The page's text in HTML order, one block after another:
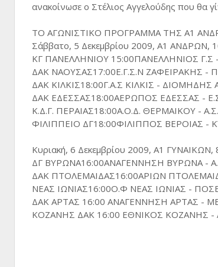
ανακοίνωσε ο Στέλιος Αγγελούδης που θα
ΤΟ ΑΓΩΝΙΣΤΙΚΟ ΠΡΟΓΡΑΜΜΑ ΤΗΣ Α1
Σάββατο, 5 Δεκεμβρίου 2009, Α1 ΑΝΔΡΩΝ,
ΚΓ ΠΑΝΕΛΛΗΝΙΟΥ 15:00ΠΑΝΕΛΛΗΝΙΟΣ Γ.Σ -
ΔΑΚ ΝΑΟΥΣΑΣ17:00Ε.Γ.Σ.Ν ΖΑΦΕΙΡΑΚΗΣ -
ΔΑΚ ΚΙΛΚΙΣ18:00Γ.Α.Σ ΚΙΛΚΙΣ - ΔΙΟΜΗΔΗΣ
ΔΑΚ ΕΔΕΣΣΑΣ18:00ΑΕΡΩΠΟΣ ΕΔΕΣΣΑΣ -
Κ.Δ.Γ. ΠΕΡΑΙΑΣ18:00Α.Ο.Δ. ΘΕΡΜΑΙΚΟΥ -
ΦΙΛΙΠΠΕΙΟ ΔΓ18:00ΦΙΛΙΠΠΟΣ ΒΕΡΟΙΑΣ -
Κυριακή, 6 Δεκεμβρίου 2009, Α1
ΔΓ ΒΥΡΩΝΑ16:00ΑΝΑΓΕΝΝΗΣΗ ΒΥΡΩΝΑ -
ΔΑΚ ΠΤΟΛΕΜΑΙΔΑΣ16:00ΑΡΙΩΝ
ΝΕΑΣ ΙΩΝΙΑΣ16:00Ο.Φ ΝΕΑΣ ΙΩΝΙΑΣ -
ΔΑΚ ΑΡΤΑΣ 16:00 ΑΝΑΓΕΝΝΗΣΗ ΑΡΤΑΣ -
ΚΟΖΑΝΗΣ ΔΑΚ 16:00 ΕΘΝΙΚΟΣ ΚΟΖΑΝΗΣ -